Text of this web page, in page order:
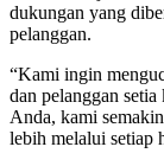
dukungan yang
pelanggan.
“Kami ingin
dan pelanggan
Anda, kami
lebih melalui setiap